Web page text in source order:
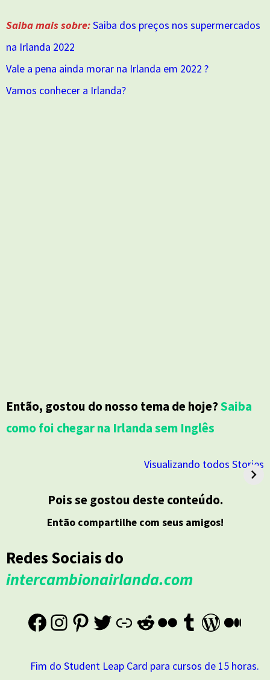
Saiba mais sobre:Saiba dos preços nos supermercados
na Irlanda 2022
Vale a pena ainda morar na Irlanda em 2022 ?
Vamos conhecer a Irlanda?
Então, gostou do nosso tema de hoje?Saiba
como foi chegar na Irlanda sem Inglês
Visualizando todos Stories
Pois se gostou deste conteúdo.
Então compartilhe com seus amigos!
Redes Sociais do
intercambionairlanda.com
Fim do Student Leap Card para cursos de 15 horas.